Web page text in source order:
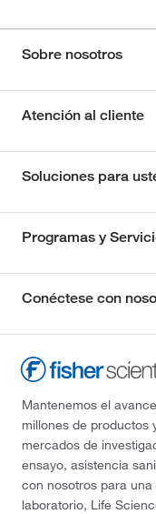
Sobre nosotros
Atención al cliente
Soluciones para
Programas y
Conéctese con
Mantenemos el
millones de productos
mercados de
ensayo, asistencia
con nosotros para
laboratorio, Life